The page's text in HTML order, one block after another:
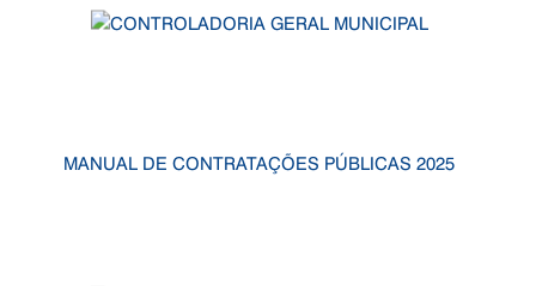
MANUAL DE CONTRATAÇÕES PÚBLICAS 2025